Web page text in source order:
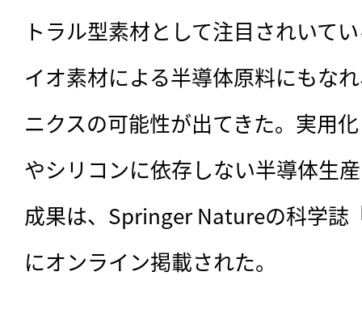
トラル型素材として注目されいて
イオ素材による半導体原料にもな
ニクスの可能性が出てきた。実用
やシリコンに依存しない半導体生
成果は、Springer Natureの科学
にオンライン掲載された。